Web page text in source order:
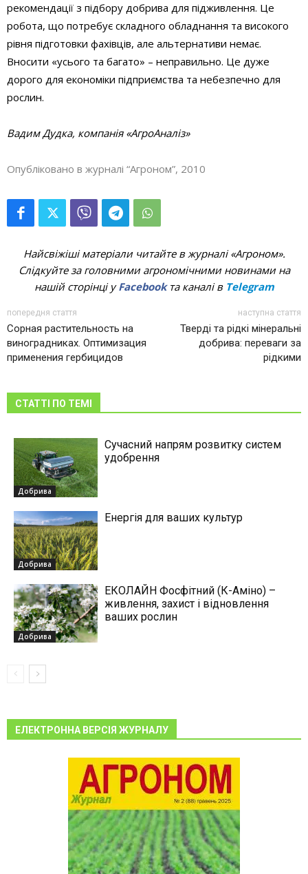
рекомендації з підбору добрива для підживлення. Це
робота, що потребує складного обладнання та високого
рівня підготовки фахівців, але альтернативи немає.
Вносити «усього та багато» – неправильно. Це дуже
дорого для економіки підприємства та небезпечно для
рослин.
Вадим Дудка, компанія «АгроАналіз»
Опубліковано в журналі “Агроном”, 2010
Найсвіжіші матеріали читайте в журналі «Агроном».
Слідкуйте за головними агрономічними новинами на
нашій сторінці уFacebookта каналі в Telegram
попередня стаття
Сорная растительность на
виноградниках. Оптимизация
применения гербицидов
наступна стаття
Тверді та рідкі мінеральні
добрива: переваги за
рідкими
СТАТТІ ПО ТЕМІ
Добрива
Сучасний напрям розвитку систем
удобрення
Добрива
Енергія для ваших культур
Добрива
ЕКОЛАЙН Фосфітний (К-Аміно) –
живлення, захист і відновлення
ваших рослин
ЕЛЕКТРОННА ВЕРСІЯ ЖУРНАЛУ